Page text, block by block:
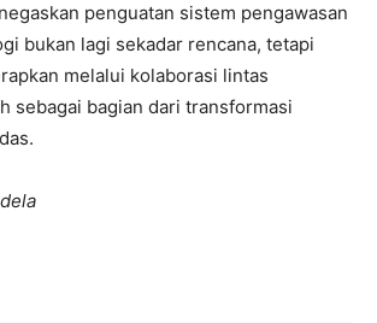
penguatan sistem pengawasan
bukan lagi sekadar rencana, tetapi
melalui kolaborasi lintas
sebagai bagian dari transformasi